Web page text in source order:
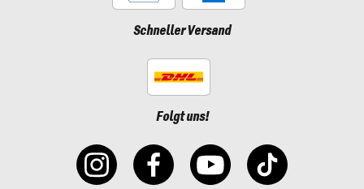
Schneller Versand
Folgt uns!